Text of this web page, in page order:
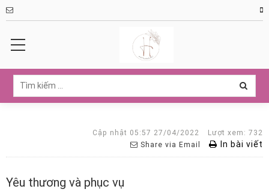
Cập nhật 05:57 27/04/2022
Lượt xem: 732
Share via Email
In bài viết
Yêu thương và phục vụ